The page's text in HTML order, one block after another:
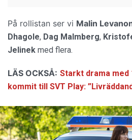
På rollistan ser vi Malin
Dhagole, Dag Malmberg,
Jelinek med flera.
LÄS OCKSÅ: Starkt drama med
kommit till SVT Play: